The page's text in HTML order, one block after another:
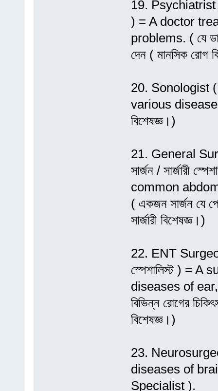
19. Psychiatrist /
) = A doctor
problems. ( যে
দেন ( মানসিক রোগ
20. Sonologist
various
বিশেষজ্ঞ।)
21. General
সার্জন / সার্জারী
common
( একজন সার্জন যে
সার্জারী বিশেষজ্ঞ।)
22. ENT
স্পেশালিস্ট ) =
diseases of ear,
বিভিন্ন রোগের
বিশেষজ্ঞ।)
23.
diseases of
Specialist ).